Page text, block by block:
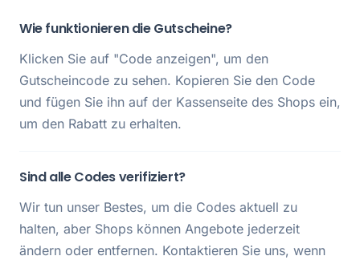
Wie funktionieren die Gutscheine?
Klicken Sie auf "Code anzeigen", um den
Gutscheincode zu sehen. Kopieren Sie den Code
und fügen Sie ihn auf der Kassenseite des Shops ein,
um den Rabatt zu erhalten.
Sind alle Codes verifiziert?
Wir tun unser Bestes, um die Codes aktuell zu
halten, aber Shops können Angebote jederzeit
ändern oder entfernen. Kontaktieren Sie uns, wenn